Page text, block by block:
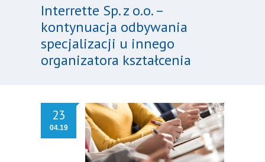
Interrette Sp. z o.o. –
kontynuacja odbywania
specjalizacji u innego
organizatora kształcenia
23
04.19